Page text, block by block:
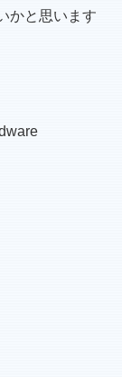
かと思います